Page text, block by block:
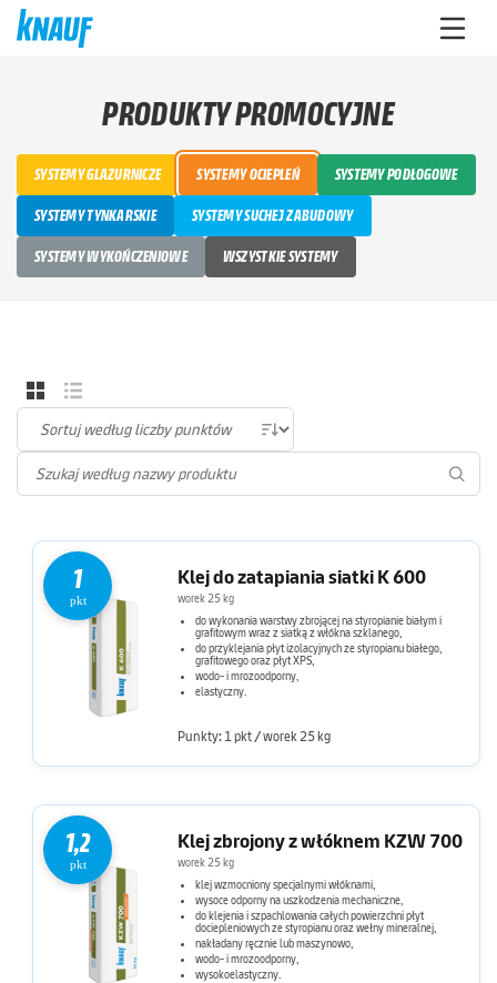
PRODUKTY PROMOCYJNE
SYSTEMY GLAZURNICZE SYSTEMY OCIEPLEŃ SYSTEMY PODŁOGOWE
SYSTEMY TYNKARSKIE SYSTEMY SUCHEJ ZABUDOWY
SYSTEMY WYKOŃCZENIOWE WSZYSTKIE SYSTEMY
1
pkt
Klej do zatapiania siatki K 600
worek 25 kg
do wykonania warstwy zbrojącej na styropianie białym i
grafitowym wraz z siatką z włókna szklanego,
do przyklejania płyt izolacyjnych ze styropianu białego,
grafitowego oraz płyt XPS,
wodo- i mrozoodporny,
elastyczny.
Punkty: 1 pkt / worek 25 kg
1,2
pkt
Klej zbrojony z włóknem KZW 700
worek 25 kg
klej wzmocniony specjalnymi włóknami,
wysoce odporny na uszkodzenia mechaniczne,
do klejenia i szpachlowania całych powierzchni płyt
dociepleniowych ze styropianu oraz wełny mineralnej,
nakładany ręcznie lub maszynowo,
wodo- i mrozoodporny,
wysokoelastyczny.